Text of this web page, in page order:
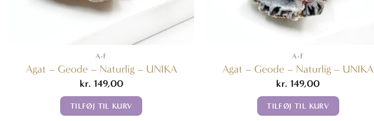
A-F
Agat – Geode – Naturlig – UNIKA
kr. 149,00
TILFØJ TIL KURV
A-F
Agat – Geode – Naturlig – UNIKA
kr. 149,00
TILFØJ TIL KURV